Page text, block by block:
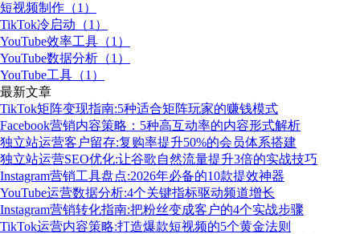
短视频制作（1）
TikTok冷启动（1）
YouTube效率工具（1）
YouTube数据分析（1）
YouTube工具（1）
最新文章
TikTok矩阵变现指南:5种适合矩阵玩家的赚钱模式
Facebook营销内容策略：5种高互动率的内容形式解析
独立站运营客户留存:复购率提升50%的会员体系搭建
独立站运营SEO优化:让谷歌自然流量提升3倍的实战技巧
Instagram营销工具盘点:2026年必备的10款提效神器
YouTube运营数据分析:4个关键指标驱动频道增长
Instagram营销转化指南:把粉丝变成客户的4个实战步骤
TikTok运营内容策略:打造爆款短视频的5个黄金法则